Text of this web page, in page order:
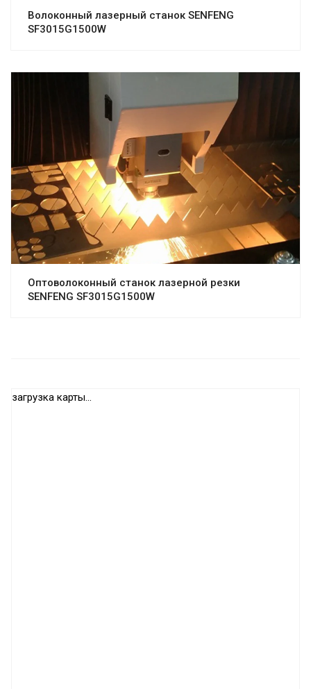
Волоконный лазерный станок SENFENG
SF3015G1500W
Оптоволоконный станок лазерной резки
SENFENG SF3015G1500W
загрузка карты...